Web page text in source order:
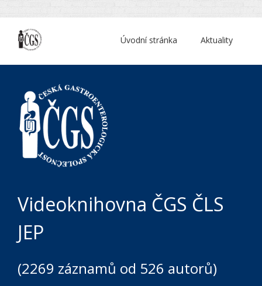
Aktuality
Úvodní stránka
Videoknihovna ČGS ČLS
JEP
(2269 záznamů od 526 autorů)